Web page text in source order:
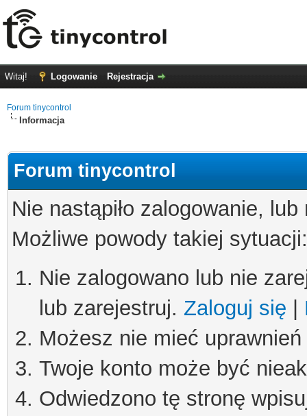
Witaj! Logowanie Rejestracja
Forum tinycontrol
Informacja
Forum tinycontrol
Nie nastąpiło zalogowanie,
Możliwe powody takiej sytuacji:
Nie zalogowano lub nie
lub zarejestruj. Zaloguj się
Możesz nie mieć
Twoje konto może być
Odwiedzono tę stronę